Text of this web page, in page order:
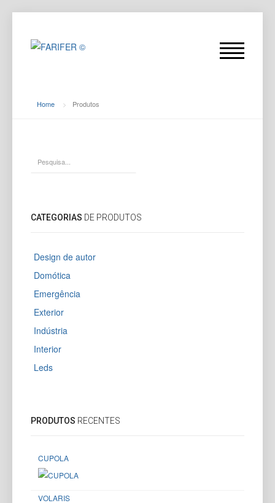
Home > Produtos
CATEGORIAS DE PRODUTOS
Design de autor
Domótica
Emergência
Exterior
Indústria
Interior
Leds
PRODUTOS RECENTES
CUPOLA
VOLARIS